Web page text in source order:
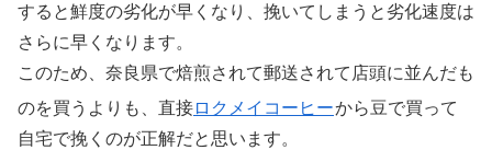
すると鮮度の劣化が早くなり、挽いてしまうと劣化速度は
さらに早くなります。
このため、奈良県で焙煎されて郵送されて店頭に並んだも
のを買うよりも、直接ロクメイコーヒーから豆で買って
自宅で挽くのが正解だと思います。